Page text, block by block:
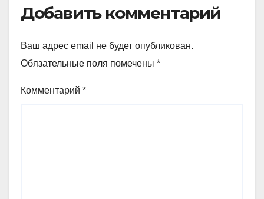
Добавить комментарий
Ваш адрес email не будет опубликован.
Обязательные поля помечены *
Комментарий *